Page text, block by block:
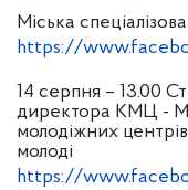
Міська
https://
14 серпня – 13.00
директора КМЦ -
молодіжних
молоді
https://